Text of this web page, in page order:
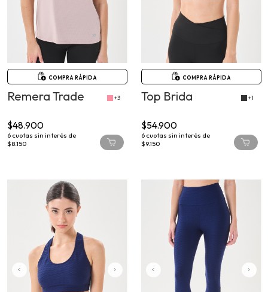
COMPRA RÁPIDA
Remera Trade
6cuotas sin interés de
$8.150
COMPRA RÁPIDA
Top Brida
6cuotas sin interés de
$9.150